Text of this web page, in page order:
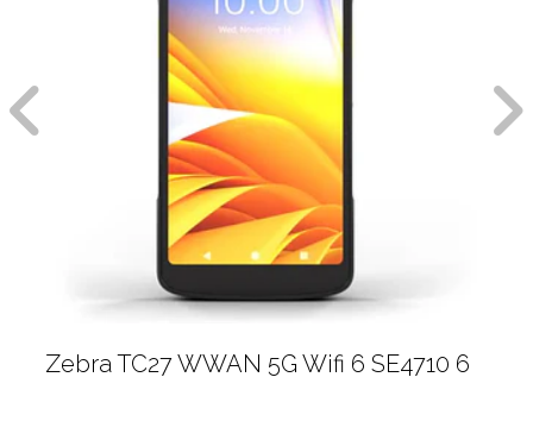
Zebra TC27 WWAN 5G Wifi 6 SE4710 6